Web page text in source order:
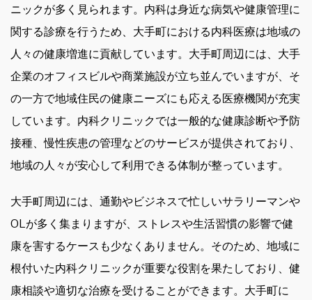
ニックが多く見られます。内科は身近な病気や健康管理に
関する診療を行うため、大手町における内科医療は地域の
人々の健康増進に貢献しています。大手町周辺には、大手
企業のオフィスビルや商業施設が立ち並んでいますが、そ
の一方で地域住民の健康ニーズにも応える医療機関が充実
しています。内科クリニックでは一般的な健康診断や予防
接種、慢性疾患の管理などのサービスが提供されており、
地域の人々が安心して利用できる体制が整っています。
大手町周辺には、通勤やビジネスで忙しいサラリーマンや
OLが多く集まりますが、ストレスや生活習慣の影響で健
康を害するケースも少なくありません。そのため、地域に
根付いた内科クリニックが重要な役割を果たしており、健
康相談や適切な治療を受けることができます。大手町に